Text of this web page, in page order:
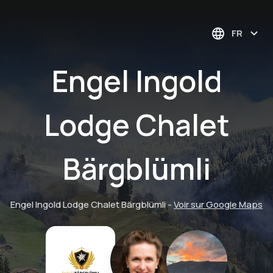
FR
Engel Ingold
Lodge Chalet
Bärgblümli
Engel Ingold Lodge Chalet Bärgblümli-Voir sur Google Maps